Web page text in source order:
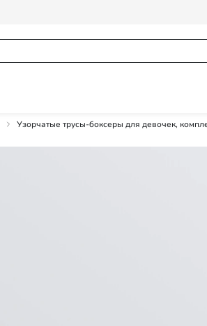
Узорчатые трусы-боксеры для девочек,